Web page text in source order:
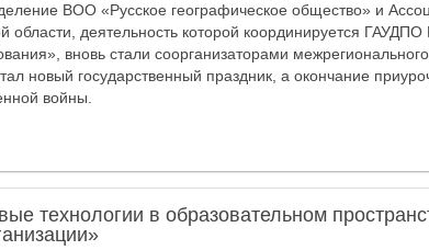
ВОО «Русское географическое общество» и
области, деятельность которой координируется
вновь стали соорганизаторами
новый государственный праздник, а окончание
войны.
технологии в образовательном